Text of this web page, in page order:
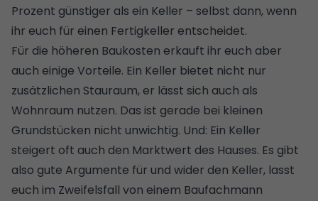
Prozent günstiger als ein Keller – selbst dann, wenn
ihr euch für einen Fertigkeller entscheidet.
Für die höheren Baukosten erkauft ihr euch aber
auch einige Vorteile. Ein Keller bietet nicht nur
zusätzlichen Stauraum, er lässt sich auch als
Wohnraum nutzen. Das ist gerade bei kleinen
Grundstücken nicht unwichtig. Und: Ein Keller
steigert oft auch den Marktwert des Hauses. Es gibt
also gute Argumente für und wider den Keller, lasst
euch im Zweifelsfall von einem Baufachmann